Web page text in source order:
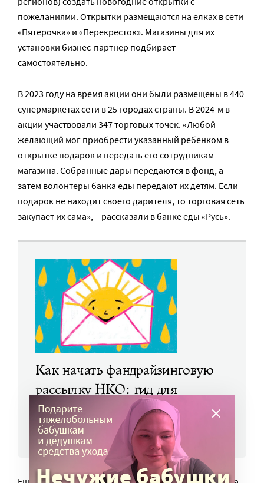
пожеланиями. Открытки размещаются на елках в сети
«Пятерочка» и «Перекресток». Магазины для их
установки бизнес-партнер подбирает
самостоятельно.
В 2023 году на время акции они были размещены в 440
супермаркетах сети в 25 городах страны. В 2024-м в
акции участвовали 347 торговых точек. «Любой
желающий мог приобрести указанный ребенком в
открытке подарок и передать его сотрудникам
магазина. Собранные дары передаются в фонд, а
затем волонтеры банка еды передают их детям. Если
подарок не находит своего дарителя, то торговая сеть
закупает их сама», – рассказали в банке еды «Русь».
Как начать фандрайзинговую
рассылку НКО: гид для
новичков
ЧИТАТЬ ЕЩЕ